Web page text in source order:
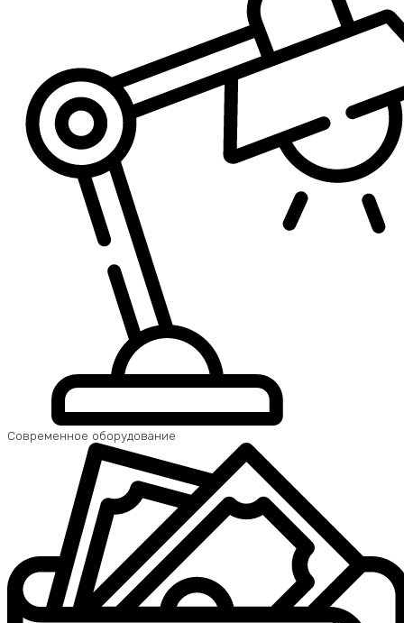
Современное оборудование